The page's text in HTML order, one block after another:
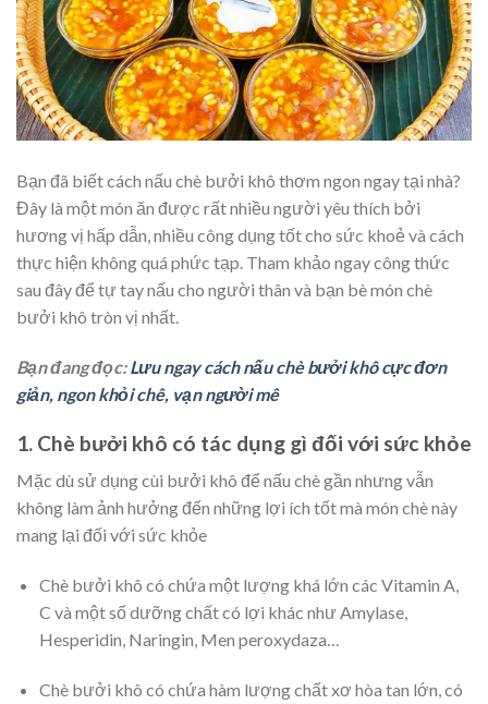
Bạn đã biết cách nấu chè bưởi khô thơm ngon ngay tại nhà?
Đây là một món ăn được rất nhiều người yêu thích bởi
hương vị hấp dẫn, nhiều công dụng tốt cho sức khoẻ và cách
thực hiện không quá phức tạp. Tham khảo ngay công thức
sau đây để tự tay nấu cho người thân và bạn bè món chè
bưởi khô tròn vị nhất.
Bạn đang đọc:Lưu ngay cách nấu chè bưởi khô cực đơn
giản, ngon khỏi chê, vạn người mê
1. Chè bưởi khô có tác dụng gì đối với sức khỏe
Mặc dù sử dụng cùi bưởi khô để nấu chè gần nhưng vẫn
không làm ảnh hưởng đến những lợi ích tốt mà món chè này
mang lại đối với sức khỏe
Chè bưởi khô có chứa một lượng khá lớn các Vitamin A,
C và một số dưỡng chất có lợi khác như Amylase,
Hesperidin, Naringin, Men peroxydaza…
Chè bưởi khô có chứa hàm lượng chất xơ hòa tan lớn, có